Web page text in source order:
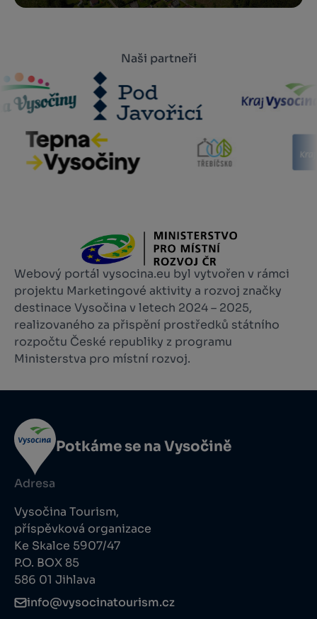
Naši partneři
Webový portál vysocina.eu byl vytvořen v rámci
projektu Marketingové aktivity a rozvoj značky
destinace Vysočina v letech 2024 – 2025,
realizovaného za přispění prostředků státního
rozpočtu České republiky z programu
Ministerstva pro místní rozvoj.
Potkáme se na Vysočině
Adresa
Vysočina Tourism,
příspěvková organizace
Ke Skalce 5907/47
P.O. BOX 85
586 01 Jihlava
info@vysocinatourism.cz